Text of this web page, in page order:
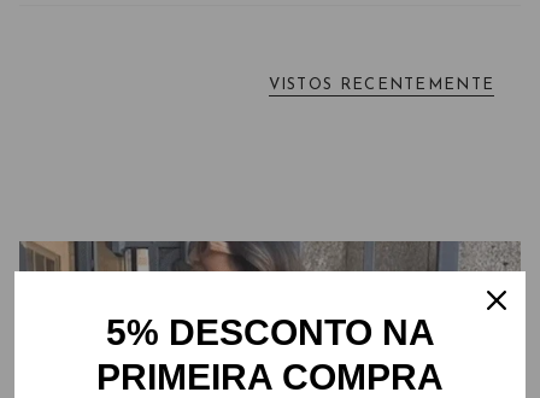
VISTOS RECENTEMENTE
5% DESCONTO NA
PRIMEIRA COMPRA